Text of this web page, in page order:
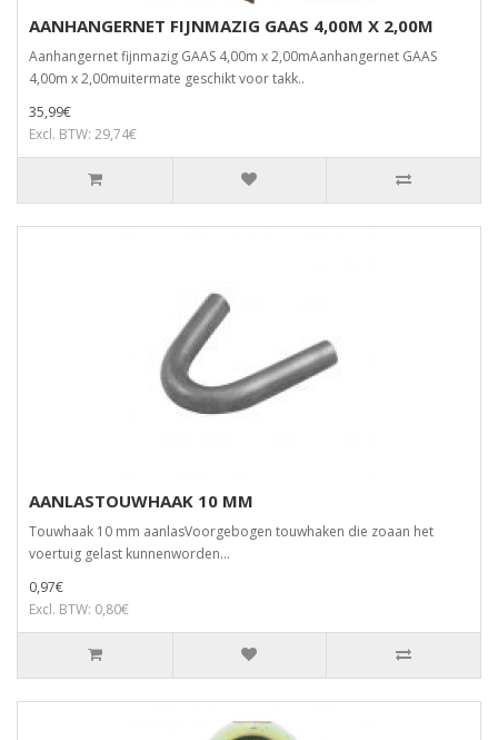
AANHANGERNET FIJNMAZIG GAAS 4,00M X 2,00M
Aanhangernet fijnmazig GAAS 4,00m x 2,00mAanhangernet GAAS
4,00m x 2,00muitermate geschikt voor takk..
35,99€
Excl. BTW: 29,74€
AANLASTOUWHAAK 10 MM
Touwhaak 10 mm aanlasVoorgebogen touwhaken die zoaan het
voertuig gelast kunnenworden...
0,97€
Excl. BTW: 0,80€